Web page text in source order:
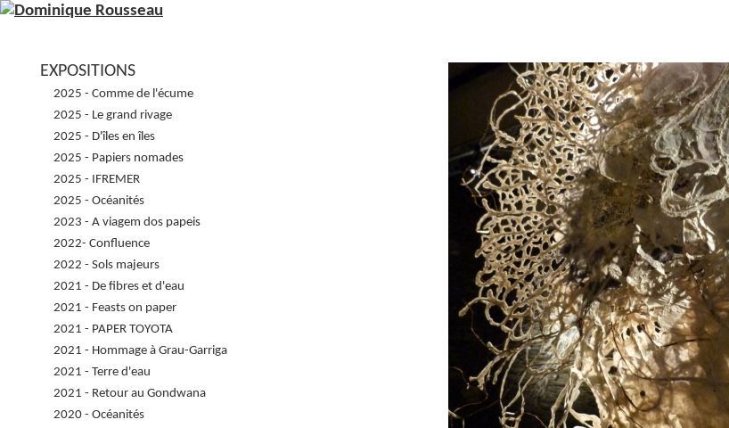
EXPOSITIONS
2025 - Comme de l'écume
2025 - Le grand rivage
2025 - D'îles en îles
2025 - Papiers nomades
2025 - IFREMER
2025 - Océanités
2023 - A viagem dos papeis
2022- Confluence
2022 - Sols majeurs
2021 - De fibres et d'eau
2021 - Feasts on paper
2021 - PAPER TOYOTA
2021 - Hommage à Grau-Garriga
2021 - Terre d'eau
2021 - Retour au Gondwana
2020 - Océanités